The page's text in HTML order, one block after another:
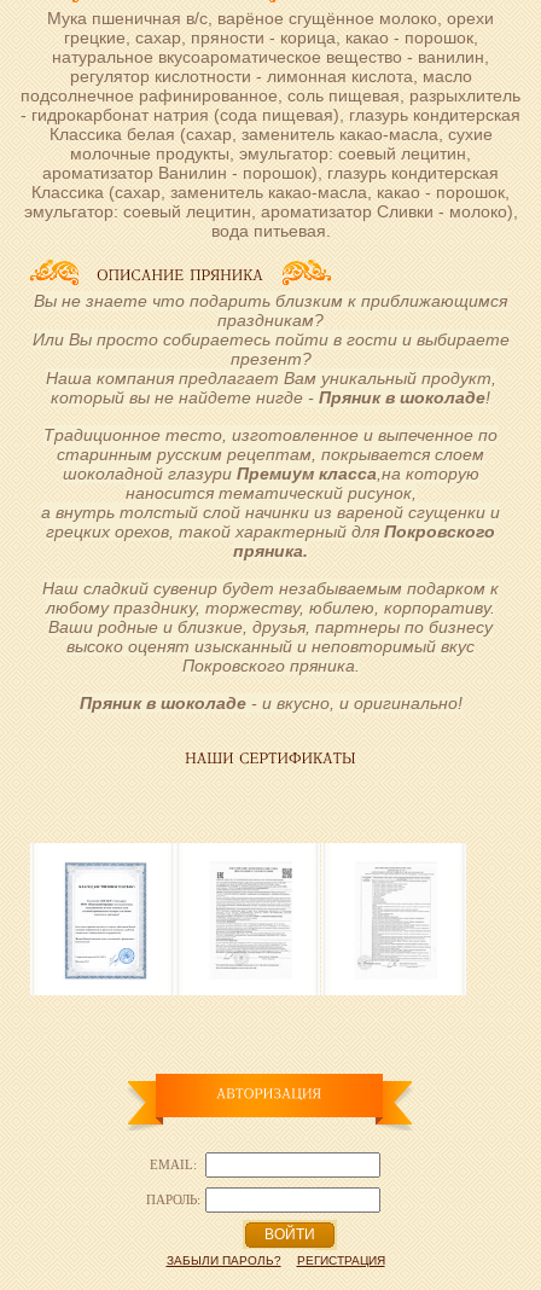
Мука пшеничная в/с, варёное сгущённое молоко, орехи
грецкие, сахар, пряности - корица, какао - порошок,
натуральное вкусоароматическое вещество - ванилин,
регулятор кислотности - лимонная кислота, масло
подсолнечное рафинированное, соль пищевая, разрыхлитель
- гидрокарбонат натрия (сода пищевая), глазурь кондитерская
Классика белая (сахар, заменитель какао-масла, сухие
молочные продукты, эмульгатор: соевый лецитин,
ароматизатор Ванилин - порошок), глазурь кондитерская
Классика (сахар, заменитель какао-масла, какао - порошок,
эмульгатор: соевый лецитин, ароматизатор Сливки - молоко),
вода питьевая.
Вы не знаете что подарить близким к приближающимся
праздникам?
Или Вы просто собираетесь пойти в гости и выбираете
презент?
Наша компания предлагает Вам уникальный продукт,
который вы не найдете нигде - Пряник в шоколаде!
Традиционное тесто, изготовленное и выпеченное по
старинным русским рецептам, покрывается слоем
шоколадной глазури Премиум класса ,на которую
наносится тематический рисунок,
а внутрь толстый слой начинки из вареной сгущенки и
грецких орехов, такой характерный для Покровского
пряника.
Наш сладкий сувенир будет незабываемым подарком к
любому празднику, торжеству, юбилею, корпоративу.
Ваши родные и близкие, друзья, партнеры по бизнесу
высоко оценят изысканный и неповторимый вкус
Покровского пряника.
Пряник в шоколаде- и вкусно, и оригинально!
EMAIL:
ПАРОЛЬ:
ВОЙТИ
ЗАБЫЛИ ПАРОЛЬ? РЕГИСТРАЦИЯ